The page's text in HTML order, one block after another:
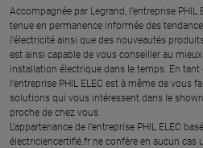
​Accompagnée par Legrand, l’entreprise PHIL
tenue en permanence informée des
l'électricité ainsi que des nouveautés produits
est ainsi capable de vous conseiller au
installation électrique dans le temps. En tant
l’entreprise PHIL ELEC est à même de vous
solutions qui vous intéressent dans le
proche de chez vous.​
L’appartenance de l’entreprise PHIL ELEC
électriciencertifié.fr ne confère en aucun cas